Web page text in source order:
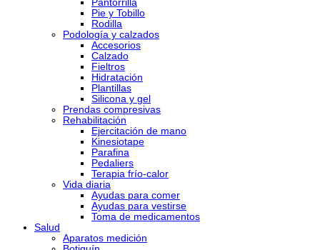
Pantorrilla
Pie y Tobillo
Rodilla
Podología y calzados
Accesorios
Calzado
Fieltros
Hidratación
Plantillas
Silicona y gel
Prendas compresivas
Rehabilitación
Ejercitación de mano
Kinesiotape
Parafina
Pedaliers
Terapia frío-calor
Vida diaria
Ayudas para comer
Ayudas para vestirse
Toma de medicamentos
Salud
Aparatos medición